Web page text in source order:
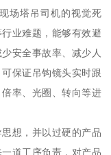
场塔吊司机的视觉死
业难题，能够有效避
安全事故率、减少人
保证吊钩镜头实时跟
率、光圈、转向等进
想，并以过硬的产品
道工序负责，对产品